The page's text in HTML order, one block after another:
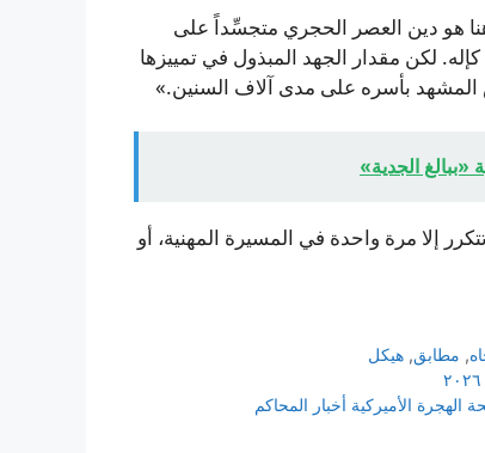
هو دين العصر الحجري متجسِّداً على
لكن مقدار الجهد المبذول في تمييزها
المشهد بأسره على مدى آلاف السنين.»
«ببالغ الجدية»
إلا مرة واحدة في المسيرة المهنية، أو
, مطابق,هيكل
الأميركية أخبار المحاكم